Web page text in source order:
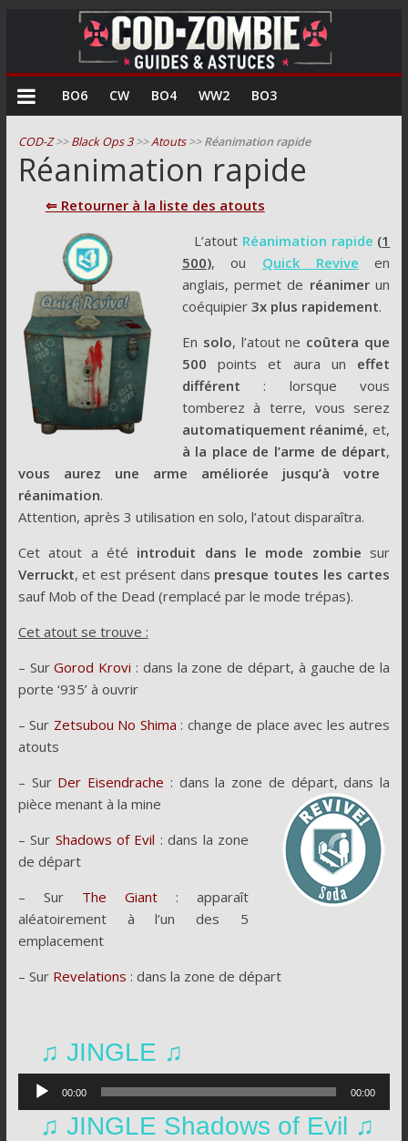
COD
Zombie
Guides
astuces
zombie
de
Call
of
Duty
BO6 CW BO4 WW2 BO3
COD-Z>>Black Ops 3>>Atouts>>Réanimation rapide
Réanimation rapide
⇐ Retourner à la liste des atouts
L’atout Réanimation rapide (1
500), ou Quick Revive
en
anglais, permet de réanimerun
coéquipier 3x plus rapidement.
En solo, l’atout ne coûtera que
500 points et aura un effet
différent : lorsque vous
tomberez à terre, vous serez
automatiquement réanimé, et,
à la place de l’arme de départ,
vous aurez une arme améliorée jusqu’à votre
réanimation.
Attention, après 3 utilisation en solo, l’atout disparaîtra.
Cet atout a été introduit dans le mode zombie sur
Verruckt, et est présent dans presque toutes les cartes
sauf Mob of the Dead (remplacé par le mode trépas).
Cet atout se trouve :
– SurGorod Krovi : dans la zone de départ, à gauche de la
porte ‘935’ à ouvrir
– Sur Zetsubou No Shima : change de place avec les autres
atouts
– Sur Der Eisendrache : dans la zone de départ, dans la
pièce menant à la mine
– Sur Shadows of Evil : dans la zone
de départ
– Sur The Giant : apparaît
aléatoirement à l’un des 5
emplacement
– Sur Revelations : dans la zone de départ
♫ JINGLE ♫
Lecteur
audio
00:00 00:00
♫ JINGLE Shadows of Evil ♫